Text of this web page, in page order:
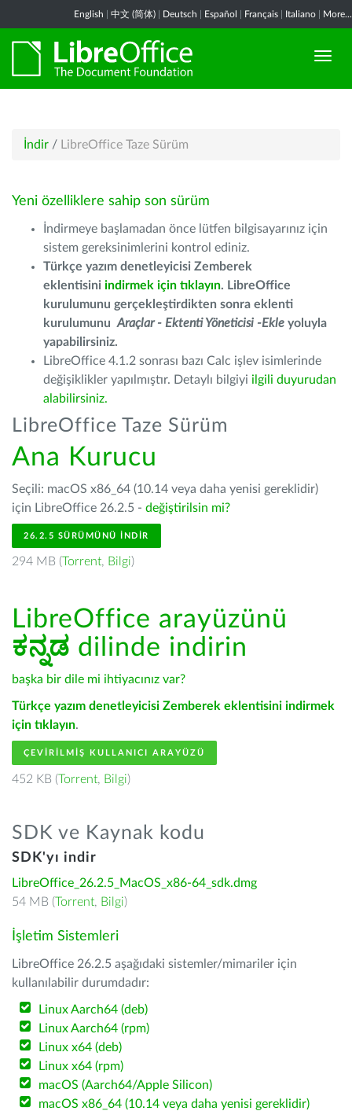
English 中文 (简体) Deutsch Español Français Italiano More...
İndir / LibreOffice Taze Sürüm
Yeni özelliklere sahip son sürüm
İndirmeye başlamadan önce lütfen bilgisayarınız için
sistem gereksinimlerini kontrol ediniz.
Türkçe yazım denetleyicisi Zemberek
eklentisini indirmek için tıklayın. LibreOffice
kurulumunu gerçekleştirdikten sonra eklenti
kurulumunu Araçlar - Ektenti Yöneticisi -Ekle yoluyla
yapabilirsiniz.
LibreOffice 4.1.2 sonrası bazı Calc işlev isimlerinde
değişiklikler yapılmıştır. Detaylı bilgiyi ilgili duyurudan
alabilirsiniz.
LibreOffice Taze Sürüm
Ana Kurucu
Seçili: macOS x86_64 (10.14 veya daha yenisi gereklidir)
için LibreOffice 26.2.5 - değiştirilsin mi?
26.2.5 SÜRÜMÜNÜ İNDIR
294 MB (Torrent, Bilgi)
LibreOffice arayüzünü
ಕನ್ನಡ dilinde indirin
başka bir dile mi ihtiyacınız var?
Türkçe yazım denetleyicisi Zemberek eklentisini indirmek
için tıklayın.
ÇEVIRILMIŞ KULLANICI ARAYÜZÜ
452 KB (Torrent, Bilgi)
SDK ve Kaynak kodu
SDK'yı indir
LibreOffice_26.2.5_MacOS_x86-64_sdk.dmg
54 MB (Torrent, Bilgi)
İşletim Sistemleri
LibreOffice 26.2.5 aşağıdaki sistemler/mimariler için
kullanılabilir durumdadır:
Linux Aarch64 (deb)
Linux Aarch64 (rpm)
Linux x64 (deb)
Linux x64 (rpm)
macOS (Aarch64/Apple Silicon)
macOS x86_64 (10.14 veya daha yenisi gereklidir)